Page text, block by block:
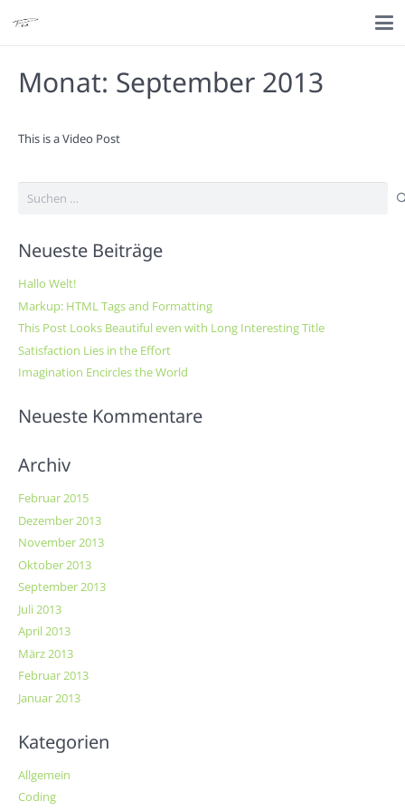
Monat: September 2013
This is a Video Post
Suchen
Neueste Beiträge
Hallo Welt!
Markup: HTML Tags and Formatting
This Post Looks Beautiful even with Long Interesting Title
Satisfaction Lies in the Effort
Imagination Encircles the World
Neueste Kommentare
Archiv
Februar 2015
Dezember 2013
November 2013
Oktober 2013
September 2013
Juli 2013
April 2013
März 2013
Februar 2013
Januar 2013
Kategorien
Allgemein
Coding